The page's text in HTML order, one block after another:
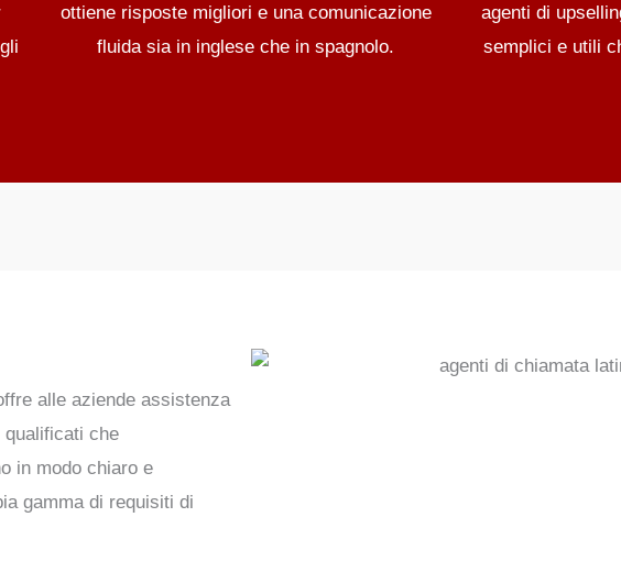
ottiene risposte migliori e una comunicazione
fluida sia in inglese che in spagnolo.
agenti di
semplici e utili
alle aziende assistenza
qualificati che
in modo chiaro e
gamma di requisiti di